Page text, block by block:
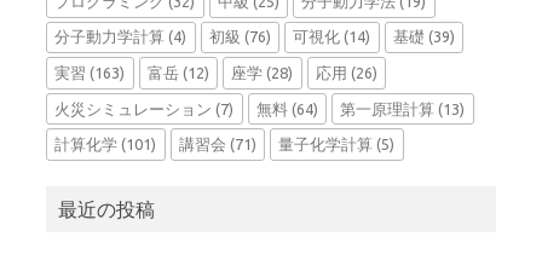
分子動力学計算 (4) 初級 (76) 可視化 (14) 基礎 (39)
実習 (163) 富岳(12) 座学 (28) 応用 (26)
火災シミュレーション (7) 無料(64) 第一原理計算 (13)
計算化学 (101) 講習会 (71) 量子化学計算 (5)
最近の投稿